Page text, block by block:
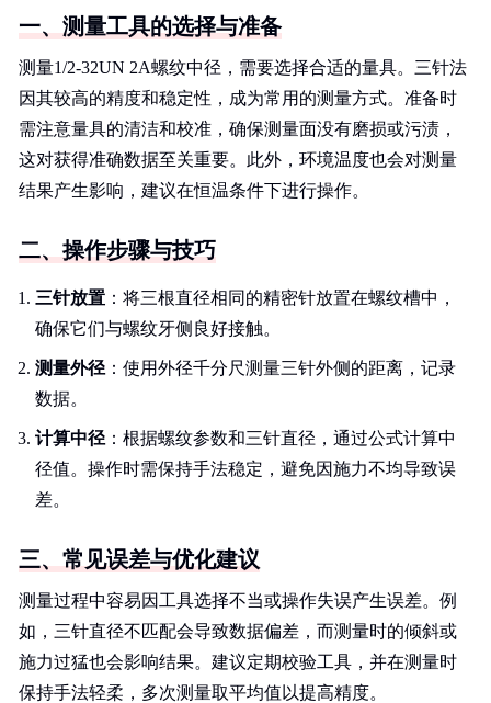
一、测量工具的选择与准备
测量1/2-32UN 2A螺纹中径，需要选择合适的量具。三针法
因其较高的精度和稳定性，成为常用的测量方式。准备时
需注意量具的清洁和校准，确保测量面没有磨损或污渍，
这对获得准确数据至关重要。此外，环境温度也会对测量
结果产生影响，建议在恒温条件下进行操作。
二、操作步骤与技巧
三针放置 ：将三根直径相同的精密针放置在螺纹槽中，
确保它们与螺纹牙侧良好接触。
测量外径 ：使用外径千分尺测量三针外侧的距离，记录
数据。
计算中径 ：根据螺纹参数和三针直径，通过公式计算中
径值。操作时需保持手法稳定，避免因施力不均导致误
差。
三、常见误差与优化建议
测量过程中容易因工具选择不当或操作失误产生误差。例
如，三针直径不匹配会导致数据偏差，而测量时的倾斜或
施力过猛也会影响结果。建议定期校验工具，并在测量时
保持手法轻柔，多次测量取平均值以提高精度。